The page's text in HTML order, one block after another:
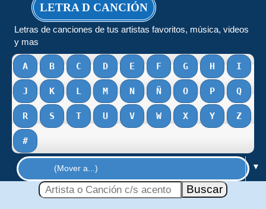
LETRA D CANCIÓN
Letras de canciones de tus artistas favoritos, música, videos
y mas
A B C D E F G H I
J K L M N Ñ O P Q
R S T U V W X Y Z
#
▼